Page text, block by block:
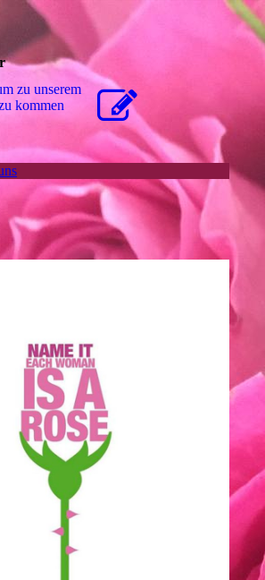
zu unserem
kommen